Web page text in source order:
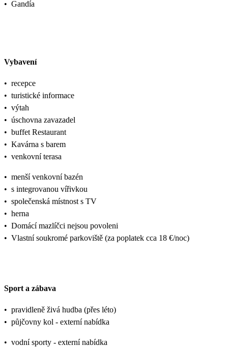
• Gandía
Vybavení
• recepce
• turistické informace
• výtah
• úschovna zavazadel
• buffet Restaurant
• Kavárna s barem
• venkovní terasa
• menší venkovní bazén
• s integrovanou vířivkou
• společenská místnost s TV
• herna
• Domácí mazlíčci nejsou povoleni
• Vlastní soukromé parkoviště (za poplatek cca 18 €/noc)
Sport a zábava
• pravidleně živá hudba (přes léto)
• půjčovny kol - externí nabídka
• vodní sporty - externí nabídka